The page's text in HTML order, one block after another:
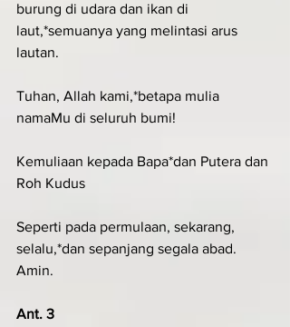
burung di udara dan ikan di
laut,*semuanya yang melintasi arus
lautan.
Tuhan, Allah kami,*betapa mulia
namaMu di seluruh bumi!
Kemuliaan kepada Bapa*dan Putera dan
Roh Kudus
Seperti pada permulaan, sekarang,
selalu,*dan sepanjang segala abad.
Amin.
Ant. 3